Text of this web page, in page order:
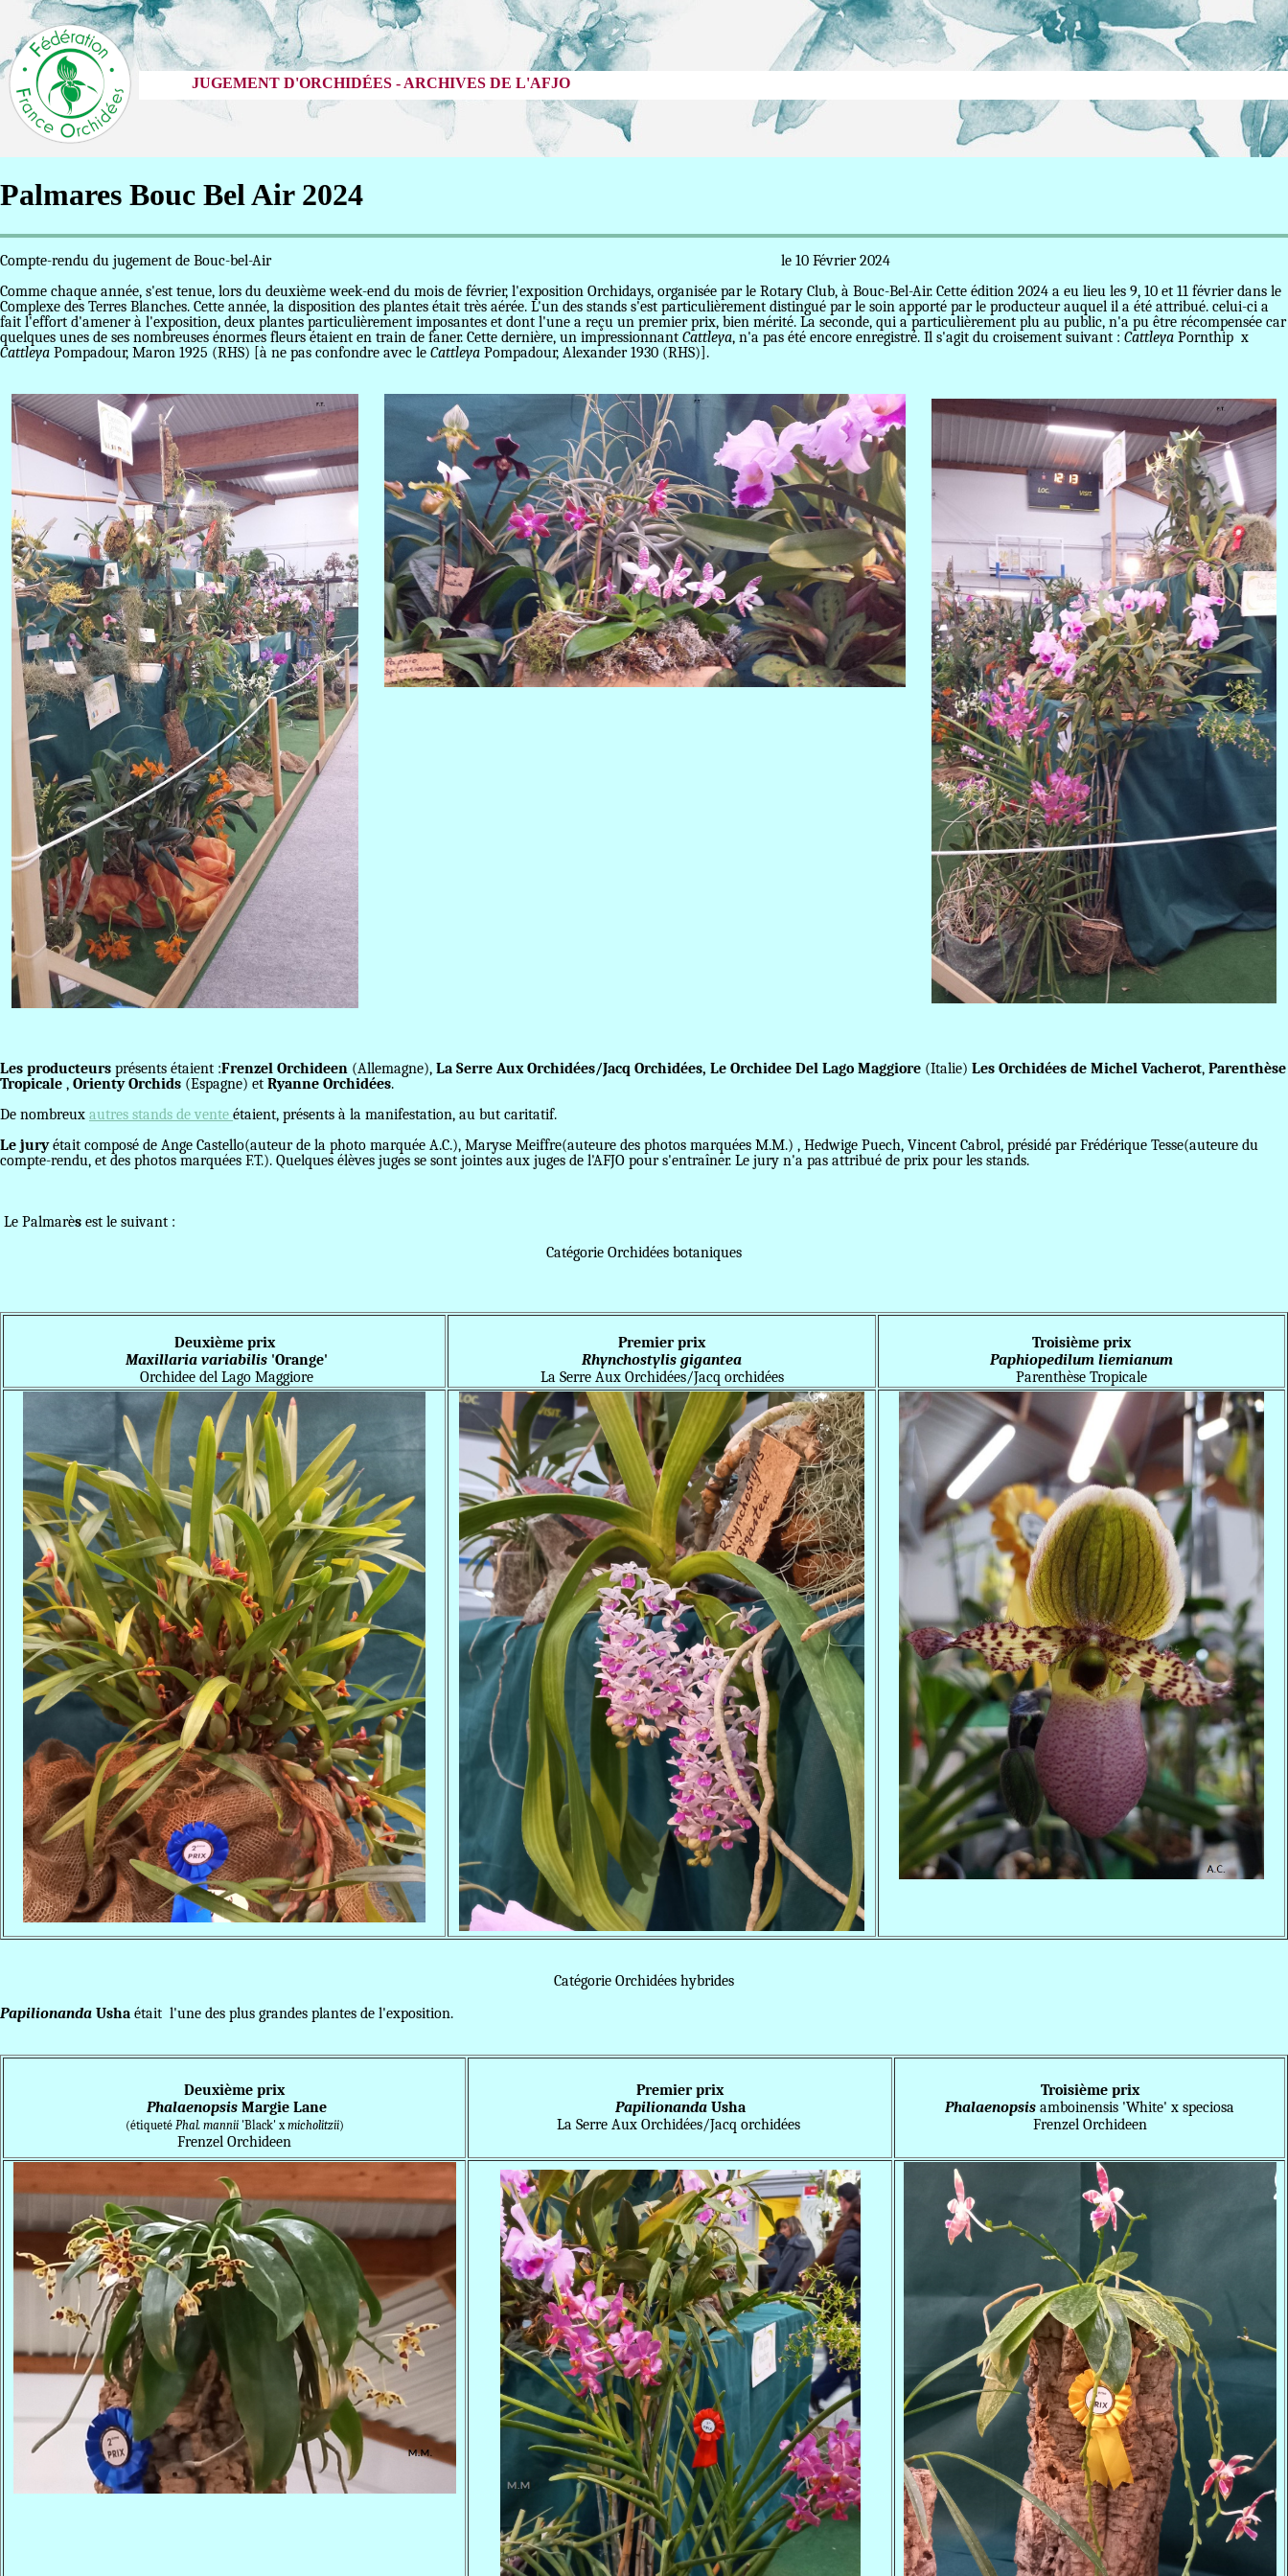
JUGEMENT D'ORCHIDÉES - ARCHIVES DE L'AFJO
Palmares Bouc Bel Air 2024
Compte-rendu du jugement de Bouc-bel-Air le 10 Février 2024
Comme chaque année, s'est tenue, lors du deuxième week-end du mois de février, l'exposition Orchidays, organisée par le Rotary Club, à Bouc-Bel-Air. Cette édition 2024 a eu lieu les 9, 10 et 11 février dans le
Complexe des Terres Blanches. Cette année, la disposition des plantes était très aérée. L'un des stands s'est particulièrement distingué par le soin apporté par le producteur auquel il a été attribué. celui-ci a
fait l'effort d'amener à l'exposition, deux plantes particulièrement imposantes et dont l'une a reçu un premier prix, bien mérité. La seconde, qui a particulièrement plu au public, n'a pu être récompensée car
quelques unes de ses nombreuses énormes fleurs étaient en train de faner. Cette dernière, un impressionnant Cattleya, n'a pas été encore enregistré. Il s'agit du croisement suivant : Cattleya Pornthip x
Cattleya Pompadour, Maron 1925 (RHS) [à ne pas confondre avec le Cattleya Pompadour, Alexander 1930 (RHS)].
Les producteurs présents étaient :Frenzel Orchideen (Allemagne), La Serre Aux Orchidées/Jacq Orchidées, Le Orchidee Del Lago Maggiore (Italie) Les Orchidées de Michel Vacherot, Parenthèse
Tropicale , Orienty Orchids (Espagne) et Ryanne Orchidées.
De nombreux autres stands de vente étaient, présents à la manifestation, au but caritatif.
Le juryétait composé de Ange Castello(auteur de la photo marquée A.C.), Maryse Meiffre(auteure des photos marquées M.M.) , Hedwige Puech, Vincent Cabrol, présidé par Frédérique Tesse(auteure du
compte-rendu, et des photos marquées F.T.). Quelques élèves juges se sont jointes aux juges de l'AFJO pour s'entraîner. Le jury n'a pas attribué de prix pour les stands.
Le Palmarès est le suivant :
Catégorie Orchidées botaniques
Deuxième prix
Maxillaria variabilis 'Orange'
Orchidee del Lago Maggiore
Premier prix
Rhynchostylis gigantea
La Serre Aux Orchidées/Jacq orchidées
Troisième prix
Paphiopedilum liemianum
Parenthèse Tropicale
Catégorie Orchidées hybrides
Papilionanda Usha était l'une des plus grandes plantes de l'exposition.
Deuxième prix
PhalaenopsisMargie Lane
(étiqueté Phal. mannii'Black' xmicholitzii)
Frenzel Orchideen
Premier prix
PapilionandaUsha
La Serre Aux Orchidées/Jacq orchidées
Troisième prix
Phalaenopsis amboinensis 'White' x speciosa
Frenzel Orchideen